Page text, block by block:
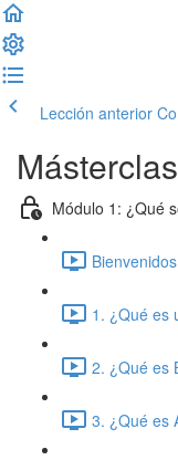
Lección anterior
Módulo 1: ¿Qué
1. ¿Qué es
2. ¿Qué es
3. ¿Qué es